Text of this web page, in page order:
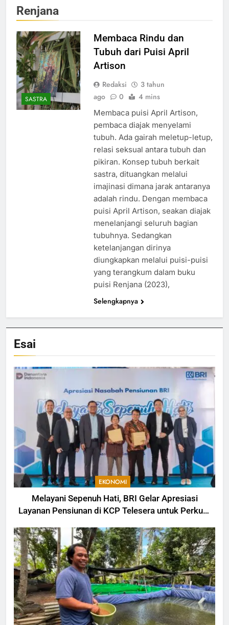
Renjana
SASTRA
Membaca Rindu dan
Tubuh dari Puisi April
Artison
Redaksi
3 tahun
ago
0 4 mins
Membaca puisi April Artison,
pembaca diajak menyelami
tubuh. Ada gairah meletup-letup,
relasi seksual antara tubuh dan
pikiran. Konsep tubuh berkait
sastra, dituangkan melalui
imajinasi dimana jarak antaranya
adalah rindu. Dengan membaca
puisi April Artison, seakan diajak
menelanjangi seluruh bagian
tubuhnya. Sedangkan
ketelanjangan dirinya
diungkapkan melalui puisi-puisi
yang terangkum dalam buku
puisi Renjana (2023),
Selengkapnya
Esai
EKONOMI
Melayani Sepenuh Hati, BRI Gelar Apresiasi
Layanan Pensiunan di KCP Telesera untuk Perkuat